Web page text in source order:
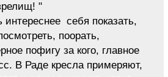
"
интереснее себя показать,
поорать,
пофигу за кого, главное
В Раде кресла примеряют,